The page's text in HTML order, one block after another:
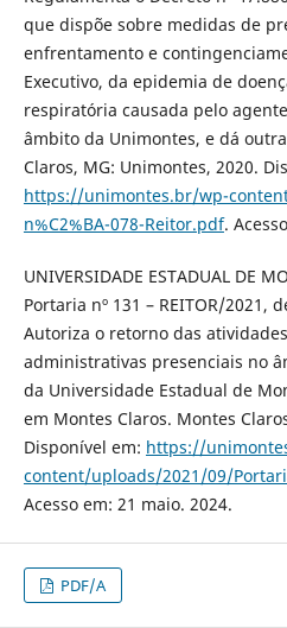
que dispõe sobre medidas de
enfrentamento e
Executivo, da epidemia de
respiratória causada pelo
âmbito da Unimontes, e dá
Claros, MG: Unimontes, 2020.
https://unimontes.br/wp-
n%C2%BA-078-Reitor.pdf.
UNIVERSIDADE ESTADUAL DE
Portaria nº 131 – REITOR/2021,
Autoriza o retorno das
administrativas presenciais no
da Universidade Estadual de
em Montes Claros. Montes
Disponível em: https://
content/uploads/2021/09/
Acesso em: 21 maio. 2024.
PDF/A